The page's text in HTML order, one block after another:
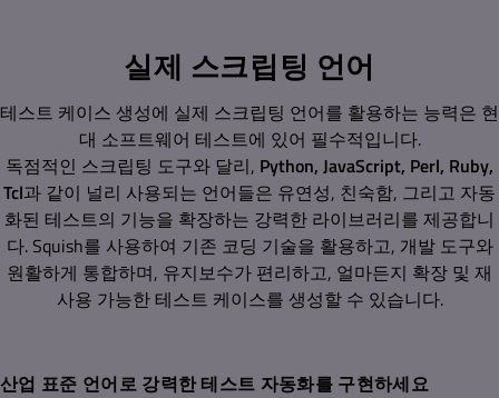
실제 스크립팅 언어
테스트 케이스 생성에 실제 스크립팅 언어를 활용하는 능력은 현
대 소프트웨어 테스트에 있어 필수적입니다.
독점적인 스크립팅 도구와 달리, Python, JavaScript, Perl, Ruby,
Tcl과 같이 널리 사용되는 언어들은 유연성, 친숙함, 그리고 자동
화된 테스트의 기능을 확장하는 강력한 라이브러리를 제공합니
다. Squish를 사용하여 기존 코딩 기술을 활용하고, 개발 도구와
원활하게 통합하며, 유지보수가 편리하고, 얼마든지 확장 및 재
사용 가능한 테스트 케이스를 생성할 수 있습니다.
산업 표준 언어로 강력한 테스트 자동화를 구현하세요